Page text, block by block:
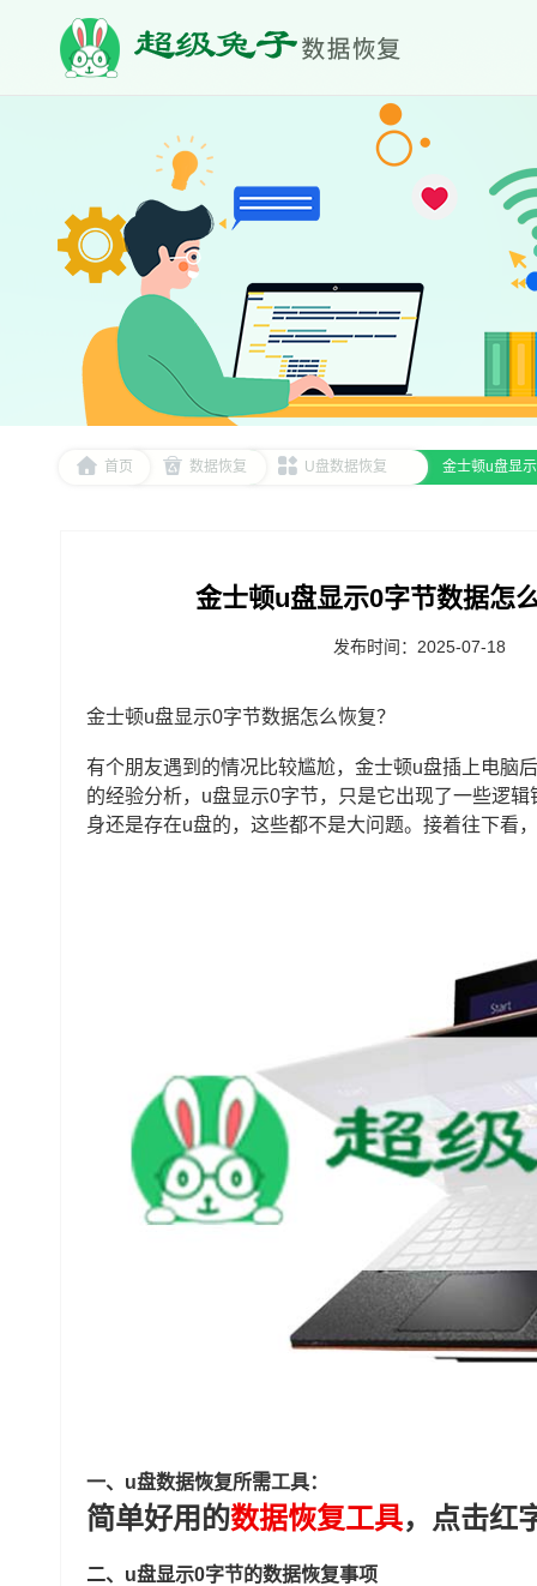
首页 数据恢复 U盘数据恢复 金士顿u盘显
金士顿u盘显示0字节数据怎
发布时间：2025-07-18
金士顿u盘显示0字节数据怎么恢复？
有个朋友遇到的情况比较尴尬，金士顿u盘插上电脑
的经验分析，u盘显示0字节，只是它出现了一些逻
身还是存在u盘的，这些都不是大问题。接着往下看
一、u盘数据恢复所需工具：
简单好用的数据恢复工具，点击红
二、u盘显示0字节的数据恢复事项